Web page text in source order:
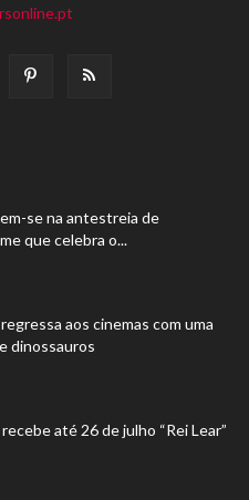
se na antestreia de
que celebra o...
aos cinemas com uma
dinossauros
até 26 de julho “Rei Lear”